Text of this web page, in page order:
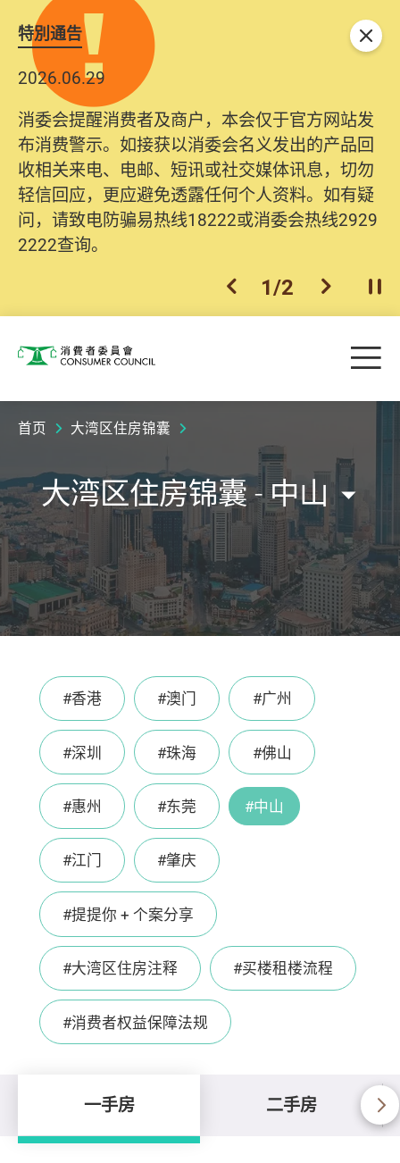
特別通告
2026.06.29
消委会提醒消费者及商户，本会仅于官方网站发
布消费警示。如接获以消委会名义发出的产品回
收相关来电、电邮、短讯或社交媒体讯息，切勿
轻信回应，更应避免透露任何个人资料。如有疑
问，请致电防骗易热线18222或消委会热线2929
2222查询。
上一个
1/2 下一个开
关闭
消费者委员会 目
首页 大湾区住房锦囊
大湾区住房锦囊 - 中山
#香港 #澳门 #广州
#深圳 #珠海 #佛山
#惠州 #东莞 #中山
#江门 #肇庆
#提提你 + 个案分享
#大湾区住房注释 #买楼租楼流程
#消费者权益保障法规
一手房 二手房